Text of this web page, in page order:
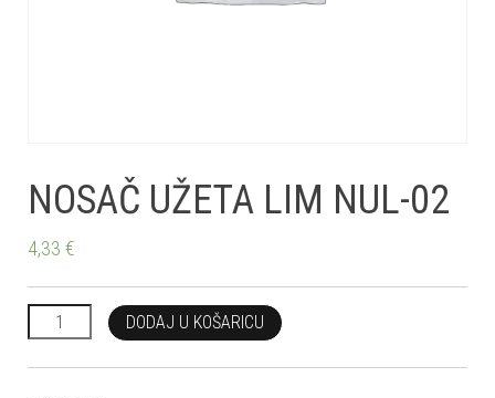
NOSAČ UŽETA LIM NUL-02
4,33 €
NOSAČ UŽETA LIM NUL-02 količina
DODAJ U KOŠARICU